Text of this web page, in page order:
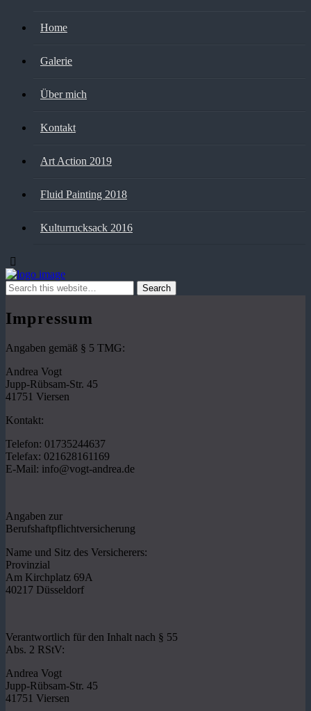
Home
Galerie
Über mich
Kontakt
Art Action 2019
Fluid Painting 2018
Kulturrucksack 2016
Impressum
Angaben gemäß § 5 TMG:
Andrea Vogt
Jupp-Rübsam-Str. 45
41751 Viersen
Kontakt:
Telefon: 01735244637
Telefax: 021628161169
E-Mail: info@vogt-andrea.de
Angaben zur
Berufshaftpflichtversicherung
Name und Sitz des Versicherers:
Provinzial
Am Kirchplatz 69A
40217 Düsseldorf
Verantwortlich für den Inhalt nach § 55
Abs. 2 RStV:
Andrea Vogt
Jupp-Rübsam-Str. 45
41751 Viersen